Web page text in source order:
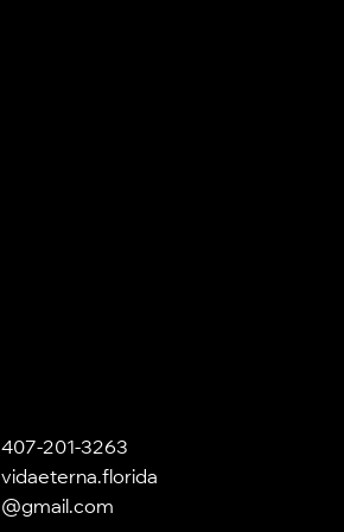
407-201-3263
vidaeterna.florida
@gmail.com